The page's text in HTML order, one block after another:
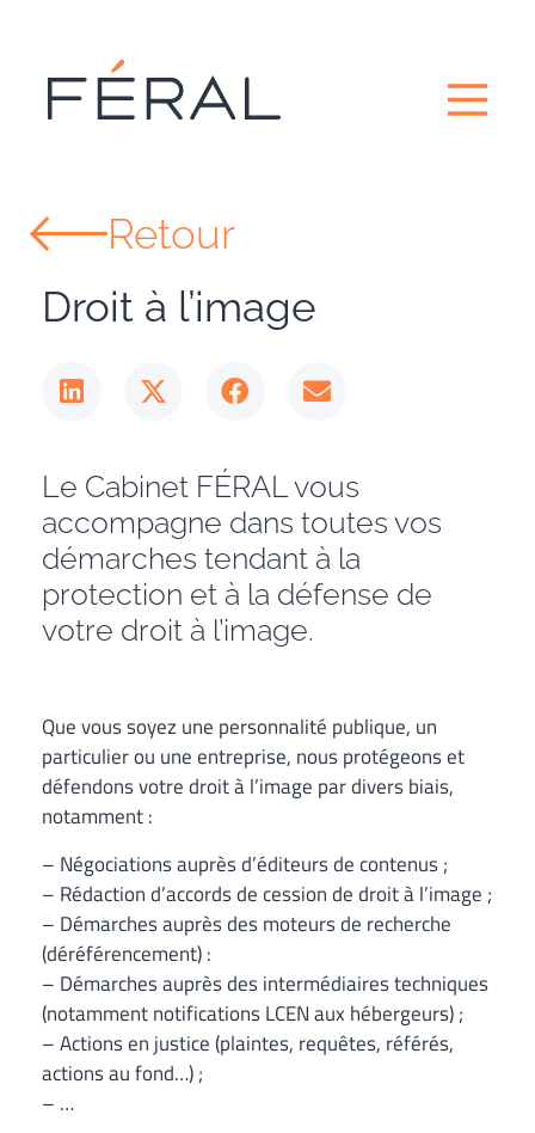
Retour
Droit à l’image
Le Cabinet FÉRAL vous
accompagne dans toutes vos
démarches tendant à la
protection et à la défense de
votre droit à l’image.
Que vous soyez une personnalité publique, un
particulier ou une entreprise, nous protégeons et
défendons votre droit à l’image par divers biais,
notamment :
– Négociations auprès d’éditeurs de contenus ;
– Rédaction d’accords de cession de droit à l’image ;
– Démarches auprès des moteurs de recherche
(déréférencement) :
– Démarches auprès des intermédiaires techniques
(notamment notifications LCEN aux hébergeurs) ;
– Actions en justice (plaintes, requêtes, référés,
actions au fond…) ;
– …